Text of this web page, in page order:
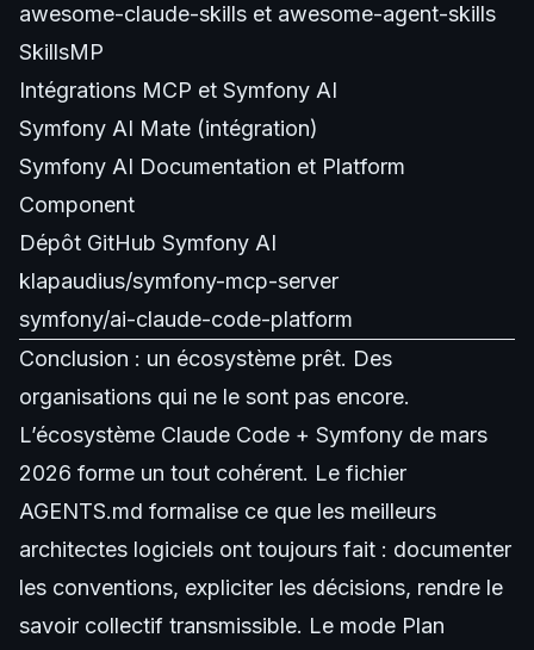
awesome-claude-skills et awesome-agent-skills
SkillsMP
Intégrations MCP et Symfony AI
Symfony AI Mate (intégration)
Symfony AI Documentation et Platform
Component
Dépôt GitHub Symfony AI
klapaudius/symfony-mcp-server
symfony/ai-claude-code-platform
Conclusion : un écosystème prêt. Des
organisations qui ne le sont pas encore.
L’écosystème Claude Code + Symfony de mars
2026 forme un tout cohérent. Le fichier
AGENTS.md formalise ce que les meilleurs
architectes logiciels ont toujours fait : documenter
les conventions, expliciter les décisions, rendre le
savoir collectif transmissible. Le mode Plan